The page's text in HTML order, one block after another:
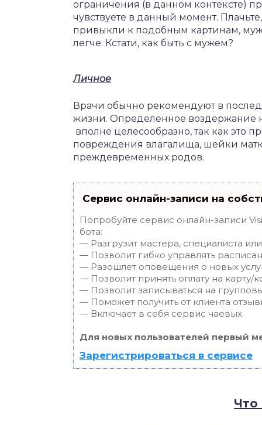
ограничения (в данном контексте)
чувствуете в данный момент.
привыкли к подобным картинам,
легче. Кстати, как быть с мужем?
Личное
Врачи обычно рекомендуют в
жизни. Определенное воздержание
вполне целесообразно, так как это
повреждения влагалища, шейки
преждевременных родов.
Сервис онлайн-записи на
Попробуйте сервис онлайн-записи
бота:
— Разгрузит мастера, специалиста
— Позволит гибко управлять
— Разошлет оповещения о новых
— Позволит принять оплату на карту/
— Позволит записываться на
— Поможет получить от клиента
— Включает в себя сервис чаевых.
Для новых пользователей первый
Зарегистрироваться в сервисе
Что